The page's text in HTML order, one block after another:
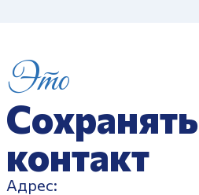
Это
Сохранять
контакт
Адрес: